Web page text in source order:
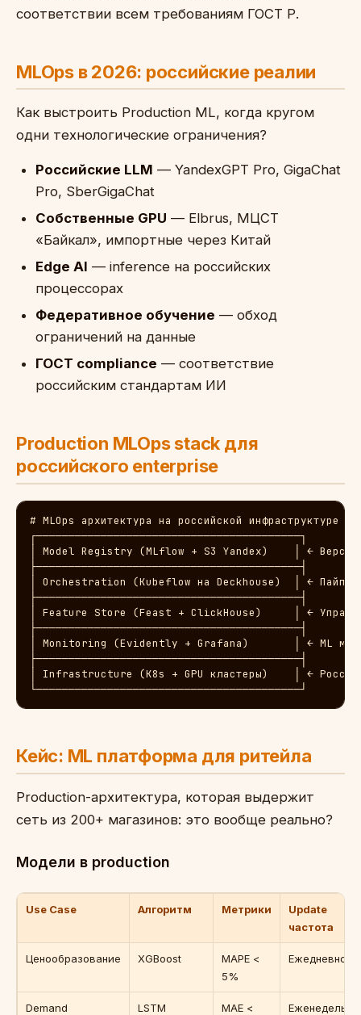
соответствии всем требованиям ГОСТ Р.
MLOps в 2026: российские реалии
Как выстроить Production ML, когда кругом
одни технологические ограничения?
Российские LLM — YandexGPT Pro, GigaChat
Pro, SberGigaChat
Собственные GPU — Elbrus, МЦСТ
«Байкал», импортные через Китай
Edge AI — inference на российских
процессорах
Федеративное обучение — обход
ограничений на данные
ГОСТ compliance — соответствие
российским стандартам ИИ
Production MLOps stack для
российского enterprise
# MLOps архитектура на российской инфраструктуре
┌─────────────────────────────────────────┐
│ Model Registry (MLflow + S3 Yandex)    │ ←
├─────────────────────────────────────────┤
│ Orchestration (Kubeflow на Deckhouse)  │ ←
├─────────────────────────────────────────┤
│ Feature Store (Feast + ClickHouse)     │ ←
├─────────────────────────────────────────┤
│ Monitoring (Evidently + Grafana)       │ ← ML
├─────────────────────────────────────────┤
│ Infrastructure (K8s + GPU кластеры)    │ ←
└─────────────────────────────────────────┘
Кейс: ML платформа для ритейла
Production-архитектура, которая выдержит
сеть из 200+ магазинов: это вообще реально?
Модели в production
Use Case Алгоритм Метрики
Update
частота
Ценообразование XGBoost
MAPE <
5%
Ежедневно
Demand
LSTM
MAE <
Еженедельно